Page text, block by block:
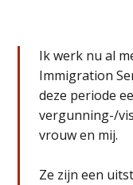
Ik werk nu al
Immigration
deze periode
vergunning-/
vrouw en mij.
Ze zijn een